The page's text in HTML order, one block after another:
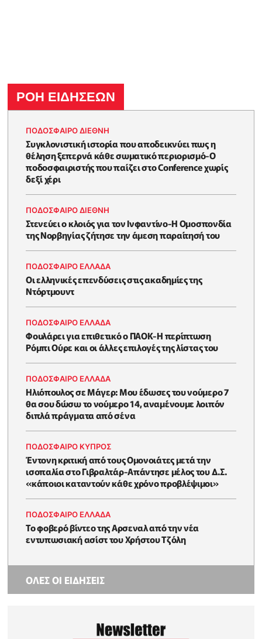
ΡΟΗ ΕΙΔΗΣΕΩΝ
ΠΟΔΟΣΦΑΙΡΟ ΔΙΕΘΝΗ
Συγκλονιστική ιστορία που αποδεικνύει πως η
θέληση ξεπερνά κάθε σωματικό περιορισμό-Ο
ποδοσφαιριστής που παίζει στο Conference χωρίς
δεξί χέρι
ΠΟΔΟΣΦΑΙΡΟ ΔΙΕΘΝΗ
Στενεύει ο κλοιός για τον Ινφαντίνο-Η Ομοσπονδία
της Νορβηγίας ζήτησε την άμεση παραίτησή του
ΠΟΔΟΣΦΑΙΡΟ ΕΛΛΑΔΑ
Οι ελληνικές επενδύσεις στις ακαδημίες της
Ντόρτμουντ
ΠΟΔΟΣΦΑΙΡΟ ΕΛΛΑΔΑ
Φουλάρει για επιθετικό ο ΠΑΟΚ-Η περίπτωση
Ρόμπι Ούρε και οι άλλες επιλογές της λίστας του
ΠΟΔΟΣΦΑΙΡΟ ΕΛΛΑΔΑ
Ηλιόπουλος σε Μάγερ: Μου έδωσες του νούμερο 7
θα σου δώσω το νούμερο 14, αναμένουμε λοιπόν
διπλά πράγματα από σένα
ΠΟΔΟΣΦΑΙΡΟ ΚΥΠΡΟΣ
Έντονη κριτική από τους Ομονοιάτες μετά την
ισοπαλία στο Γιβραλτάρ-Απάντησε μέλος του Δ.Σ.
«κάποιοι καταντούν κάθε χρόνο προβλέψιμοι»
ΠΟΔΟΣΦΑΙΡΟ ΕΛΛΑΔΑ
Το φοβερό βίντεο της Αρσεναλ από την νέα
εντυπωσιακή ασίστ του Χρήστου Τζόλη
ΟΛΕΣ ΟΙ ΕΙΔΗΣΕΙΣ